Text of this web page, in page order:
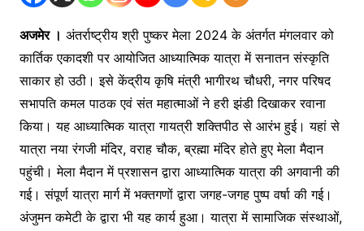
अजमेर । अंतर्राष्ट्रीय श्री पुष्कर मेला 2024 के अंतर्गत मंगलवार को
कार्तिक एकादशी पर आयोजित आध्यात्मिक यात्रा में सनातन संस्कृति
साकार हो उठी। इसे केंद्रीय कृषि मंत्री भागीरथ चौधरी, नगर परिषद
सभापति कमल पाठक एवं संत महात्माओं ने हरी झंडी दिखाकर रवाना
किया। यह आध्यात्मिक यात्रा गायत्री शक्तिपीठ से आरंभ हुई। यहां से
यात्रा नया रंगजी मंदिर, वराह चौक, ब्रह्मा मंदिर होते हुए मेला मैदान
पहुंची। मेला मैदान में प्रशासन द्वारा आध्यात्मिक यात्रा की अगवानी की
गई। संपूर्ण यात्रा मार्ग में भक्तगणों द्वारा जगह-जगह पुष्प वर्षा की गई।
अंजुमन कमेटी के द्वारा भी यह कार्य हुआ। यात्रा में सामाजिक संस्थाओं,